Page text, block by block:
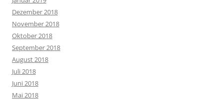
Dezember 2018
November 2018
Oktober 2018
September 2018
August 2018
Juli 2018
Juni 2018
Mai 2018